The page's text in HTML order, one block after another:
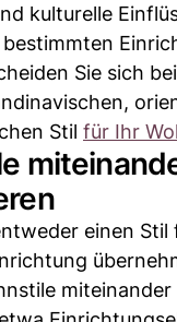
kulturelle
bestimmten
Sie sich
Stil für Ihr
einen Stil